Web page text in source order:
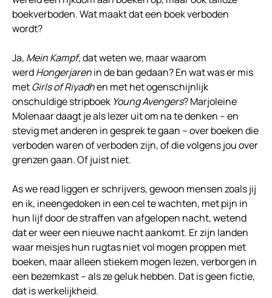
boekverboden. Wat maakt dat een boek verboden
wordt?
Ja, Mein Kampf, dat weten we, maar waarom
werdHongerjarenin de ban gedaan? En wat was er mis
metGirls of Riyadhen met het ogenschijnlijk
onschuldige stripboek Young Avengers? Marjoleine
Molenaar daagt je als lezer uit om na te denken – en
stevig met anderen in gesprek te gaan – over boeken die
verboden waren of verboden zijn, of die volgens jou over
grenzen gaan. Of juist niet.
As we read liggen er schrijvers, gewoon mensen zoals jij
en ik, ineengedoken in een cel te wachten, met pijn in
hun lijf door de straffen van afgelopen nacht, wetend
dat er weer een nieuwe nacht aankomt. Er zijn landen
waar meisjes hun rugtas niet vol mogen proppen met
boeken, maar alleen stiekem mogen lezen, verborgen in
een bezemkast – als ze geluk hebben. Dat is geen fictie,
dat is werkelijkheid.